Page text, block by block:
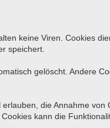
keine Viren. Cookies
speichert.
gelöscht. Andere
die Annahme
kann die